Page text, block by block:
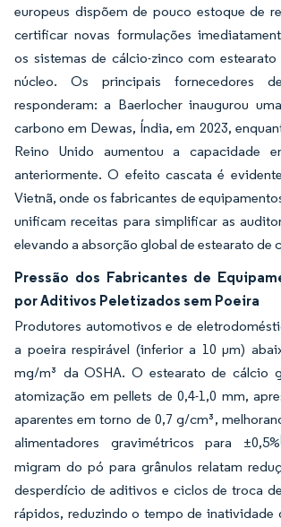
europeus dispõem de pouco estoque de
certificar novas formulações
os sistemas de cálcio-zinco com
núcleo. Os principais fornecedores
responderam: a Baerlocher inaugurou
carbono em Dewas, Índia, em 2023,
Reino Unido aumentou a capacidade
anteriormente. O efeito cascata é
Vietnã, onde os fabricantes de
unificam receitas para simplificar as
elevando a absorção global de estearato de
Pressão dos Fabricantes de
por Aditivos Peletizados sem Poeira
Produtores automotivos e de
a poeira respirável (inferior a 10 µm)
mg/m³ da OSHA. O estearato de cálcio
atomização em pellets de 0,4-1,0 mm,
aparentes em torno de 0,7 g/cm³,
alimentadores gravimétricos para ±0,5%
migram do pó para grânulos relatam
desperdício de aditivos e ciclos de troca
rápidos, reduzindo o tempo de inatividade